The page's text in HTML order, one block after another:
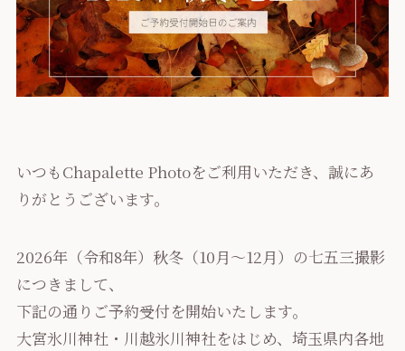
いつもChapalette Photoをご利用いただき、誠にあ
りがとうございます。
2026年（令和8年）秋冬（10月〜12月）の七五三撮影
につきまして、
下記の通りご予約受付を開始いたします。
大宮氷川神社・川越氷川神社をはじめ、埼玉県内各地